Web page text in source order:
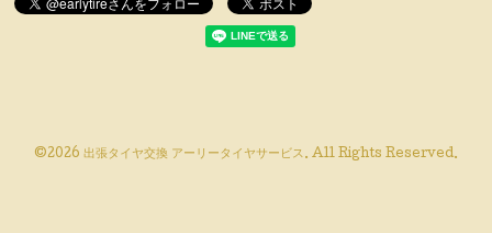
©2026 出張タイヤ交換 アーリータイヤサービス. All Rights Reserved.